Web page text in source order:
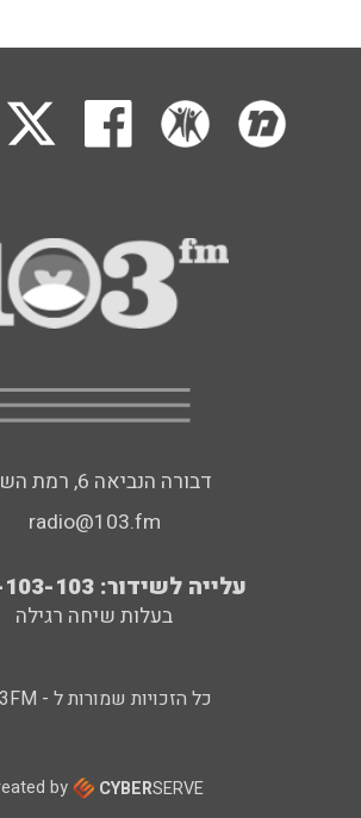
דבורה הנביאה 6, רמת השרון
radio@103.fm
עלייה לשידור: 0552-103-103
בעלות שיחה רגילה
כל הזכויות שמורות ל - 103FM
by CYBERSERVE